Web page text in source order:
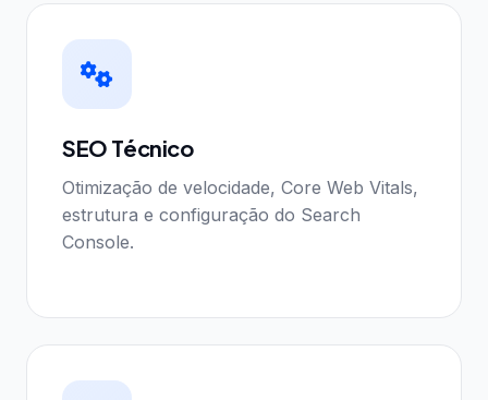
SEO Técnico
Otimização de velocidade, Core Web Vitals,
estrutura e configuração do Search
Console.